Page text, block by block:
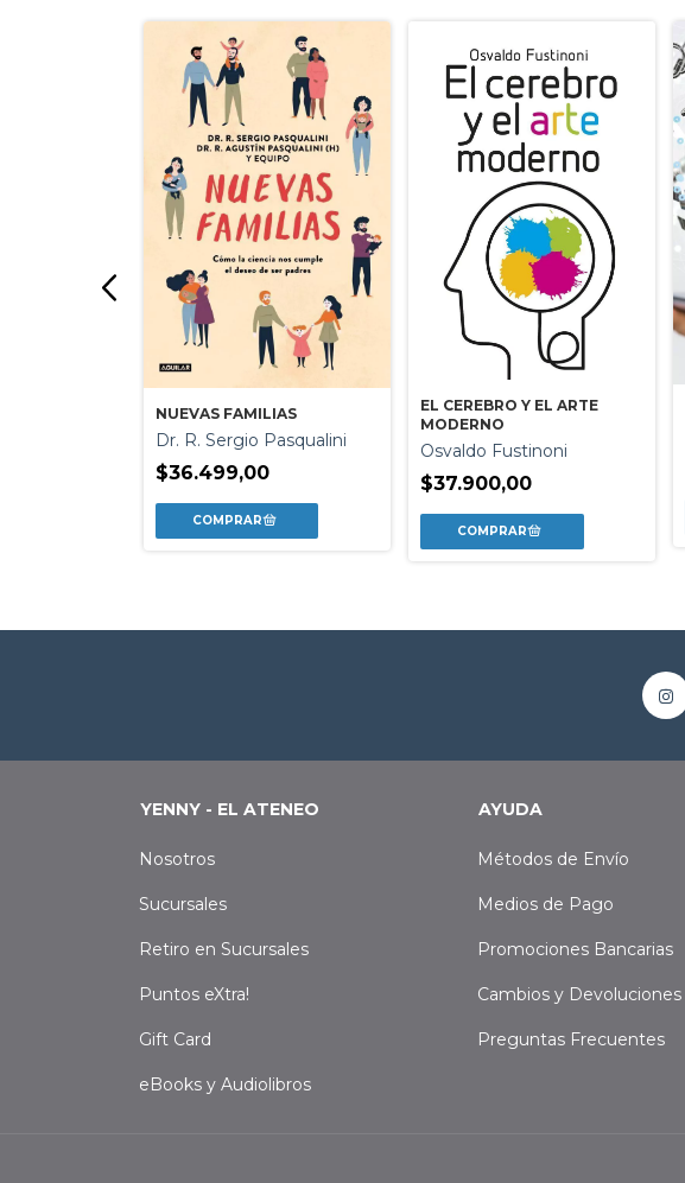
NUEVAS FAMILIAS
Dr. R. Sergio Pasqualini
$36.499,00
EL CEREBRO Y EL ARTE
MODERNO
Osvaldo Fustinoni
$37.900,00
YENNY - EL ATENEO
Nosotros
Sucursales
Retiro en Sucursales
Puntos eXtra!
Gift Card
eBooks y Audiolibros
AYUDA
Métodos de Envío
Medios de Pago
Promociones Bancarias
Cambios y Devoluciones
Preguntas Frecuentes